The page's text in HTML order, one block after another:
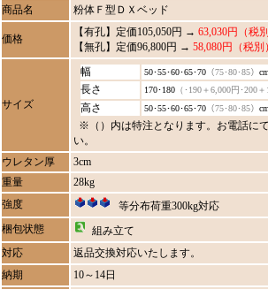
商品名 粉体Ｆ型ＤＸベッド
価格
【有孔】定価105,050円 → 63,030円（税別
【無孔】定価96,800円 → 58,080円（税別）
サイズ
幅 50･55･60･65･70 （75･80･85） cm
長さ 170･180 （･190＋6,000円･200＋
高さ 50･55･60･65･70 （75･80･85） cm
※（）内は特注となります。お電話に
い。
ウレタン厚
3cm
重量
28kg
強度
等分布荷重300kg対応
梱包状態
組み立て
対応
返品交換対応いたします。
納期
10～14日